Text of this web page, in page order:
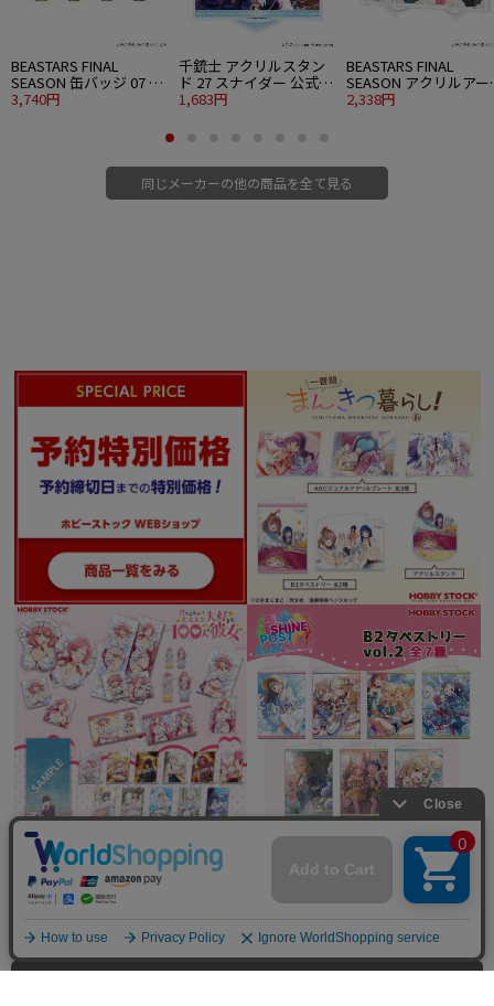
BEASTARS FINAL
SEASON 缶バッジ 07 着
物ver. グラフアート 8個
3,740円
千銃士 アクリルスタン
ド 27 スナイダー 公式イ
ラスト
1,683円
BEASTARS FINAL
SEASON アクリルアー
ボード A5サイズ 03 着
2,338円
同じメーカーの他の商品を全て見る